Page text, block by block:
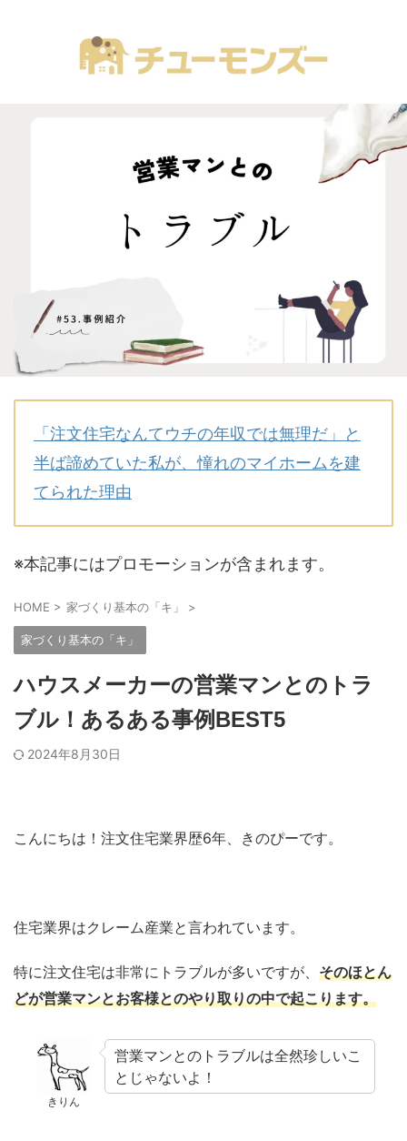
「注文住宅なんてウチの年収では無理だ」と
半ば諦めていた私が、憧れのマイホームを建
てられた理由
※本記事にはプロモーションが含まれます。
HOME > 家づくり基本の「キ」 >
家づくり基本の「キ」
ハウスメーカーの営業マンとのトラ
ブル！あるある事例BEST5
2024年8月30日
こんにちは！注文住宅業界歴6年、きのぴーです。
住宅業界はクレーム産業と言われています。
特に注文住宅は非常にトラブルが多いですが、 そのほとん
どが営業マンとお客様とのやり取りの中で起こります。
きりん
営業マンとのトラブルは全然珍しいこ
とじゃないよ！